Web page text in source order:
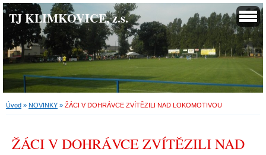
TJ KLIMKOVICE, z.s.
Úvod » NOVINKY » ŽÁCI V DOHRÁVCE ZVÍTĚZILI NAD LOKOMOTIVOU
ŽÁCI V DOHRÁVCE ZVÍTĚZILI NAD